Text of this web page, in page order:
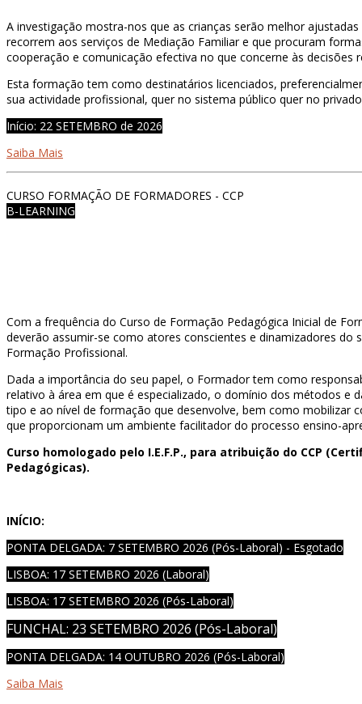
A investigação mostra-nos que as crianças serão melhor
recorrem aos serviços de Mediação Familiar e que procuram
cooperação e comunicação efectiva no que concerne às decisões
Esta formação tem como destinatários licenciados,
sua actividade profissional, quer no sistema público quer no
Início: 22 SETEMBRO de 2026
Saiba Mais
CURSO FORMAÇÃO DE FORMADORES - CCP
B-LEARNING
Com a frequência do Curso de Formação Pedagógica Inicial de
deverão assumir-se como atores conscientes e dinamizadores do
Formação Profissional.
Dada a importância do seu papel, o Formador tem como
relativo à área em que é especializado, o domínio dos métodos e
tipo e ao nível de formação que desenvolve, bem como mobilizar
que proporcionam um ambiente facilitador do processo ensino-
Curso homologado pelo I.E.F.P., para atribuição do CCP
Pedagógicas).
INÍCIO:
PONTA DELGADA: 7 SETEMBRO 2026 (Pós-Laboral) - Esgotado
LISBOA: 17 SETEMBRO 2026 (Laboral)
LISBOA: 17 SETEMBRO 2026 (Pós-Laboral)
FUNCHAL: 23 SETEMBRO 2026 (Pós-Laboral)
PONTA DELGADA: 14 OUTUBRO 2026 (Pós-Laboral)
Saiba Mais